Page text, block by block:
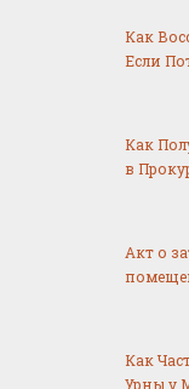
Как
Если
Как
в
Акт о
Как
Урны у